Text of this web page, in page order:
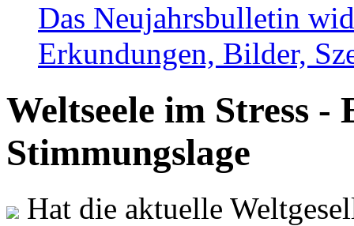
Das Neujahrsbulletin
Erkundungen, Bilder,
Weltseele im Stress -
Stimmungslage
Hat die aktuelle